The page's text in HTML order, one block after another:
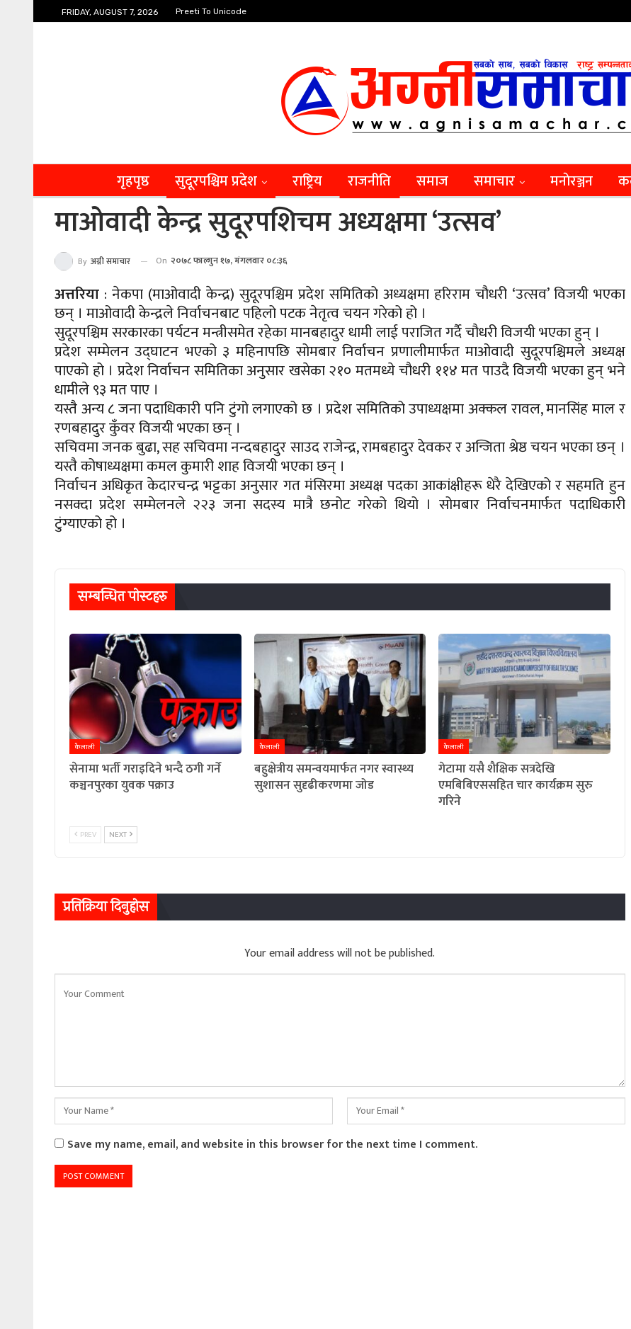
FRIDAY, AUGUST 7, 2026 Preeti To Unicode
गृहपृष्ठ सुदूरपश्चिम प्रदेश राष्ट्रिय राजनीति समाज समाचार मनाेरञ्जन
माओवादी केन्द्र सुदूरपशिचम अध्यक्षमा ‘उत्सव’
By अग्नी समाचार On २०७८ फाल्गुन १७, मंगलवार ०८:३६
अत्तरिया : नेकपा (माओवादी केन्द्र) सुदूरपश्चिम प्रदेश समितिको अध्यक्षमा हरिराम चौधरी ‘उत्सव’ विजयी भएका
छन् । माओवादी केन्द्रले निर्वाचनबाट पहिलो पटक नेतृत्व चयन गरेको हो ।
सुदूरपश्चिम सरकारका पर्यटन मन्त्रीसमेत रहेका मानबहादुर धामी लाई पराजित गर्दै चौधरी विजयी भएका हुन् ।
प्रदेश सम्मेलन उद्घाटन भएको ३ महिनापछि सोमबार निर्वाचन प्रणालीमार्फत माओवादी सुदूरपश्चिमले अध्यक्ष
पाएको हो । प्रदेश निर्वाचन समितिका अनुसार खसेका २१० मतमध्ये चौधरी ११४ मत पाउदै विजयी भएका हुन् भने
धामीले ९३ मत पाए ।
यस्तै अन्य ८ जना पदाधिकारी पनि टुंगो लगाएको छ । प्रदेश समितिको उपाध्यक्षमा अक्कल रावल, मानसिंह माल र
रणबहादुर कुँवर विजयी भएका छन् ।
सचिवमा जनक बुढा, सह सचिवमा नन्दबहादुर साउद राजेन्द्र, रामबहादुर देवकर र अन्जिता श्रेष्ठ चयन भएका छन् ।
यस्तै कोषाध्यक्षमा कमल कुमारी शाह विजयी भएका छन् ।
निर्वाचन अधिकृत केदारचन्द्र भट्टका अनुसार गत मंसिरमा अध्यक्ष पदका आकांक्षीहरू धेरै देखिएको र सहमति हुन
नसक्दा प्रदेश सम्मेलनले २२३ जना सदस्य मात्रै छनोट गरेको थियो । सोमबार निर्वाचनमार्फत पदाधिकारी
टुंग्याएको हो ।
सम्बन्धित पाेस्टहरु
कैलाली
सेनामा भर्ती गराइदिने भन्दै ठगी गर्ने
कञ्चनपुरका युवक पक्राउ
कैलाली
बहुक्षेत्रीय समन्वयमार्फत नगर स्वास्थ्य
सुशासन सुदृढीकरणमा जोड
कैलाली
गेटामा यसै शैक्षिक सत्रदेखि
एमबिबिएससहित चार कार्यक्रम सुरु
गरिने
PREV NEXT
प्रतिक्रिया दिनुहोस
Your email address will not be published.
Save my name, email, and website in this browser for the next time I comment.